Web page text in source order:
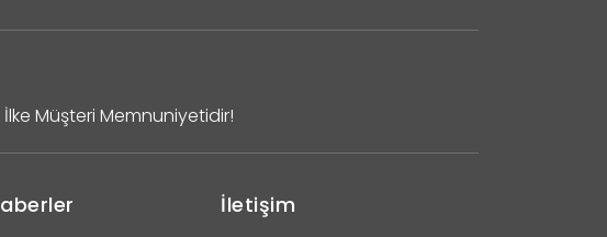
Müşteri Memnuniyetidir!
İletişim